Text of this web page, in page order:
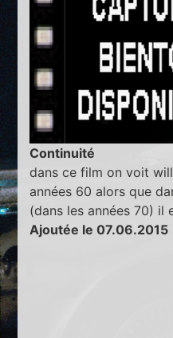
Continuité
dans ce film on voit
années 60 alors que
(dans les années 70) il
Ajoutée le 07.06.2015